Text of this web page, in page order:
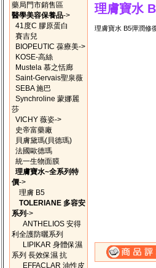
藥局門市銷售區
醫學美容保養品->
41度C 膠原蛋白
賽吉兒
BIOPEUTIC 葆療美->
KOSE-高絲
Mustela 慕之恬廊
Saint-Gervais聖泉薇
SEBA 施巴
Synchroline 蒙娜麗
莎
VICHY 薇姿->
史帝富藥廠
貝膚黛瑪(貝德瑪)
法國歐德瑪
統一生物面膜
理膚寶水~全系列特
價->
理膚 B5
TOLERIANE 多容安
系列->
ANTHELIOS 安得
利全護防曬系列
LIPIKAR 身體保濕
系列 長效保濕 抗
EFFACLAR 油性皮
理膚寶水
理膚寶水 B5彈潤修